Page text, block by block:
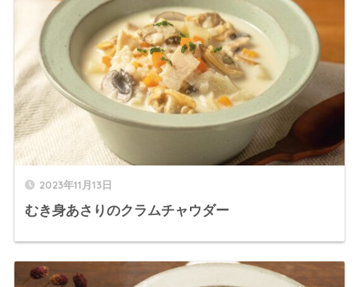
2023年11月13日
むき身あさりのクラムチャウダー